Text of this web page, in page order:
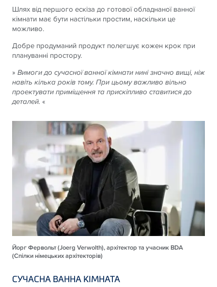
Шлях від першого ескіза до готової обладнаної ванної
кімнати має бути настільки простим, наскільки це
можливо.
Добре продуманий продукт полегшує кожен крок при
плануванні простору.
» Вимоги до сучасної ванної кімнати нині значно вищі, ніж
навіть кілька років тому. При цьому важливо вільно
проектувати приміщення та прискіпливо ставитися до
деталей. «
Йорг Фервольт (Joerg Verwolth), архітектор та учасник BDA
(Спілки німецьких архітекторів)
СУЧАСНА ВАННА КІМНАТА